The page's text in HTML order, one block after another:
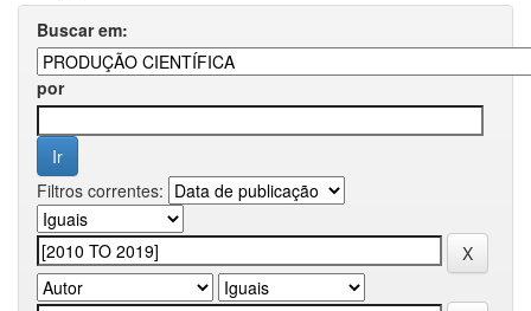
Buscar em:
por
Filtros correntes: